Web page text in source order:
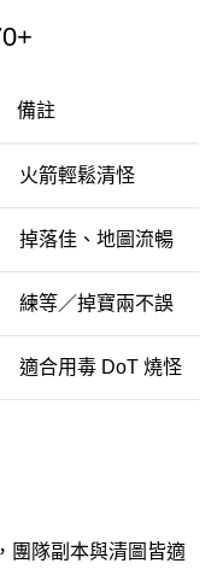
備註
火箭輕鬆清怪
掉落佳、 地圖流暢
練等／掉寶兩不誤
適合用毒 DoT 燒怪
團隊副本與清圖 皆適